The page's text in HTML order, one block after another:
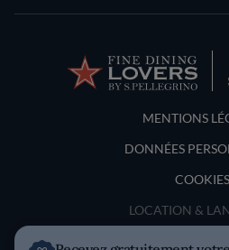
Terms and
MENTIONS
DONNÉES
COOKIES
LOCATION &